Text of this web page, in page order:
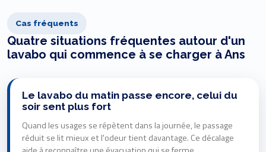
Cas fréquents
Quatre situations fréquentes autour d'un
lavabo qui commence à se charger à Ans
Le lavabo du matin passe encore, celui du
soir sent plus fort
Quand les usages se répètent dans la journée, le passage
réduit se lit mieux et l'odeur tient davantage. Ce décalage